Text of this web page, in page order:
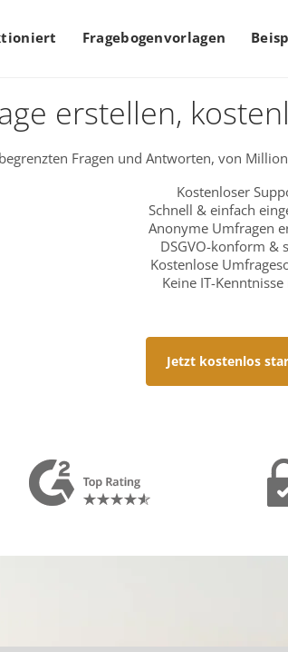
Fragebogenvorlagen
erstellen,
Fragen und Antworten, von
Kostenloser
Schnell & einfach
Anonyme Umfragen
DSGVO-konform &
Kostenlose
Keine IT-
Jetzt kostenlos